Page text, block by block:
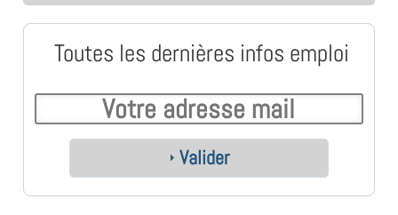
Toutes les dernières infos emploi
Valider